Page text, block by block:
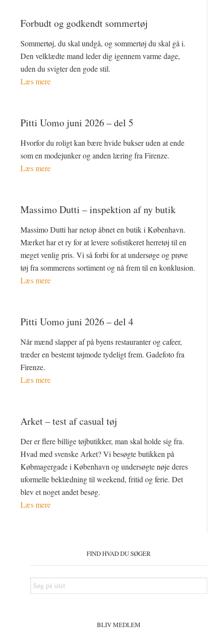
Forbudt og godkendt sommertøj
Sommertøj, du skal undgå, og sommertøj du skal gå i.
Den velklædte mand leder dig igennem varme dage,
uden du svigter den gode stil.
Læs mere
Pitti Uomo juni 2026 – del 5
Hvorfor du roligt kan bære hvide bukser uden at ende
som en modejunker og anden læring fra Firenze.
Læs mere
Massimo Dutti – inspektion af ny butik
Massimo Dutti har netop åbnet en butik i København.
Mærket har et ry for at levere sofistikeret herretøj til en
meget venlig pris. Vi så forbi for at undersøge og prøve
tøj fra sommerens sortiment og nå frem til en konklusion.
Læs mere
Pitti Uomo juni 2026 – del 4
Når mænd slapper af på byens restauranter og cafeer,
træder en bestemt tøjmode tydeligt frem. Gadefoto fra
Firenze.
Læs mere
Arket – test af casual tøj
Der er flere billige tøjbutikker, man skal holde sig fra.
Hvad med svenske Arket? Vi besøgte butikken på
Købmagergade i København og undersøgte nøje deres
uformelle beklædning til weekend, fritid og ferie. Det
blev et noget andet besøg.
Læs mere
FIND HVAD DU SØGER
Søg
på
BLIV MEDLEM